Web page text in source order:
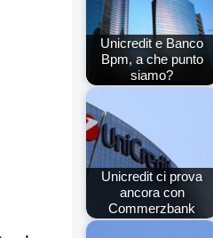
Unicredit e Banco
Bpm, a che punto
siamo?
Unicredit ci prova
ancora con
Commerzbank